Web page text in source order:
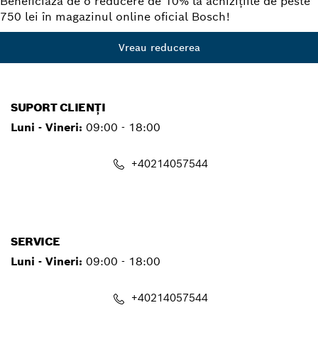
750 lei în magazinul online oficial Bosch!
Vreau reducerea
SUPORT CLIENȚI
Luni - Vineri: 09:00 - 18:00
+40214057544
SERVICE
Luni - Vineri: 09:00 - 18:00
+40214057544